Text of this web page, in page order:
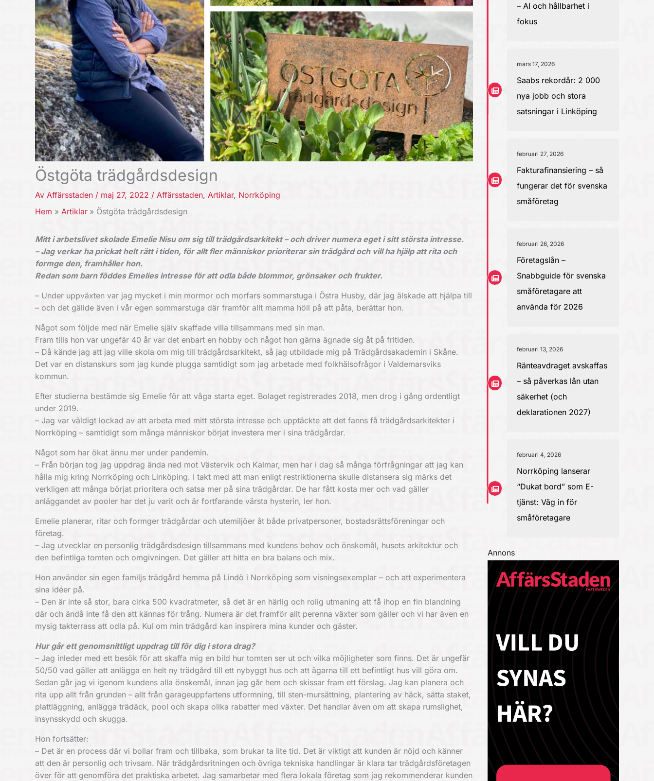
Östgöta trädgårdsdesign
Av Affärsstaden / maj 27, 2022 / Affärsstaden, Artiklar, Norrköping
Hem
Artiklar Östgöta trädgårdsdesign
Mitt i arbetslivet skolade Emelie Nisu om sig till trädgårdsarkitekt – och driver numera eget i sitt största intresse.
– Jag verkar ha prickat helt rätt i tiden, för allt fler människor prioriterar sin trädgård och vill ha hjälp att rita och
formge den, framhåller hon.
Redan som barn föddes Emelies intresse för att odla både blommor, grönsaker och frukter.
– Under uppväxten var jag mycket i min mormor och morfars sommarstuga i Östra Husby, där jag älskade att hjälpa till
– och det gällde även i vår egen sommarstuga där framför allt mamma höll på att påta, berättar hon.
Något som följde med när Emelie själv skaffade villa tillsammans med sin man.
Fram tills hon var ungefär 40 år var det enbart en hobby och något hon gärna ägnade sig åt på fritiden.
– Då kände jag att jag ville skola om mig till trädgårdsarkitekt, så jag utbildade mig på Trädgårdsakademin i Skåne.
Det var en distanskurs som jag kunde plugga samtidigt som jag arbetade med folkhälsofrågor i Valdemarsviks
kommun.
Efter studierna bestämde sig Emelie för att våga starta eget. Bolaget registrerades 2018, men drog i gång ordentligt
under 2019.
– Jag var väldigt lockad av att arbeta med mitt största intresse och upptäckte att det fanns få trädgårdsarkitekter i
Norrköping – samtidigt som många människor börjat investera mer i sina trädgårdar.
Något som har ökat ännu mer under pandemin.
– Från början tog jag uppdrag ända ned mot Västervik och Kalmar, men har i dag så många förfrågningar att jag kan
hålla mig kring Norrköping och Linköping. I takt med att man enligt restriktionerna skulle distansera sig märks det
verkligen att många börjat prioritera och satsa mer på sina trädgårdar. De har fått kosta mer och vad gäller
anläggandet av pooler har det ju varit och är fortfarande värsta hysterin, ler hon.
Emelie planerar, ritar och formger trädgårdar och utemiljöer åt både privatpersoner, bostadsrättsföreningar och
företag.
– Jag utvecklar en personlig trädgårdsdesign tillsammans med kundens behov och önskemål, husets arkitektur och
den befintliga tomten och omgivningen. Det gäller att hitta en bra balans och mix.
Hon använder sin egen familjs trädgård hemma på Lindö i Norrköping som visningsexemplar – och att experimentera
sina idéer på.
– Den är inte så stor, bara cirka 500 kvadratmeter, så det är en härlig och rolig utmaning att få ihop en fin blandning
där och ändå inte få den att kännas för trång. Numera är det framför allt perenna växter som gäller och vi har även en
mysig takterrass att odla på. Kul om min trädgård kan inspirera mina kunder och gäster.
Hur går ett genomsnittligt uppdrag till för dig i stora drag?
– Jag inleder med ett besök för att skaffa mig en bild hur tomten ser ut och vilka möjligheter som finns. Det är ungefär
50/50 vad gäller att anlägga en helt ny trädgård till ett nybyggt hus och att ägarna till ett befintligt hus vill göra om.
Sedan går jag vi igenom kundens alla önskemål, innan jag går hem och skissar fram ett förslag. Jag kan planera och
rita upp allt från grunden – allt från garageuppfartens utformning, till sten-mursättning, plantering av häck, sätta staket,
plattläggning, anlägga trädäck, pool och skapa olika rabatter med växter. Det handlar även om att skapa rumslighet,
insynsskydd och skugga.
Hon fortsätter:
– Det är en process där vi bollar fram och tillbaka, som brukar ta lite tid. Det är viktigt att kunden är nöjd och känner
att den är personlig och trivsam. När trädgårdsritningen och övriga tekniska handlingar är klara tar trädgårdsföretagen
över för att genomföra det praktiska arbetet. Jag samarbetar med flera lokala företag som jag rekommenderar kunden
– AI och hållbarhet i
fokus
mars 17, 2026
Saabs rekordår: 2 000
nya jobb och stora
satsningar i Linköping
februari 27, 2026
Fakturafinansiering – så
fungerar det för svenska
småföretag
februari 26, 2026
Företagslån –
Snabbguide för svenska
småföretagare att
använda för 2026
februari 13, 2026
Ränteavdraget avskaffas
– så påverkas lån utan
säkerhet (och
deklarationen 2027)
februari 4, 2026
Norrköping lanserar
“Dukat bord” som E-
tjänst: Väg in för
småföretagare
Annons